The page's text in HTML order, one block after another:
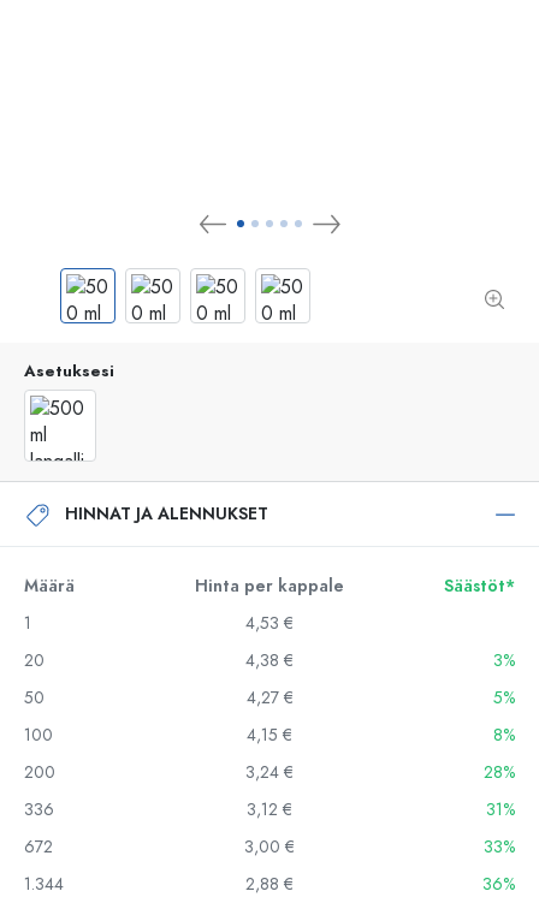
Asetuksesi
HINNAT JA ALENNUKSET
Määrä Hinta per kappale
Säästöt*
1
4,53 €
20
4,38 €
3%
50
4,27 €
5%
100
4,15 €
8%
200
3,24 €
28%
336
3,12 €
31%
672
3,00 €
33%
1.344
2,88 € 36%